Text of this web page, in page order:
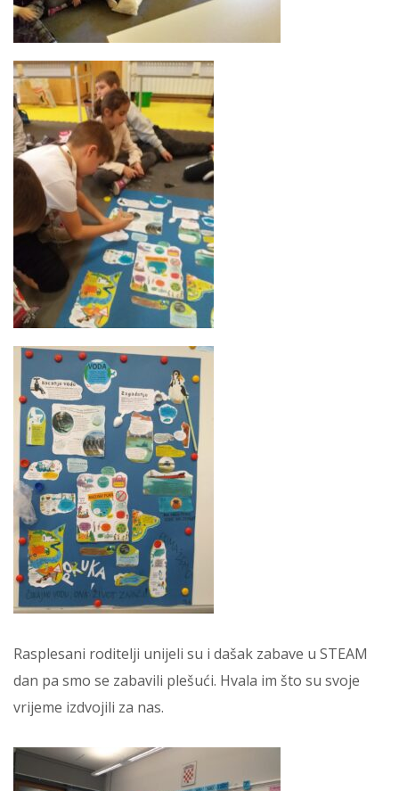
Rasplesani roditelji unijeli su i dašak zabave u STEAM
dan pa smo se zabavili plešući. Hvala im što su svoje
vrijeme izdvojili za nas.